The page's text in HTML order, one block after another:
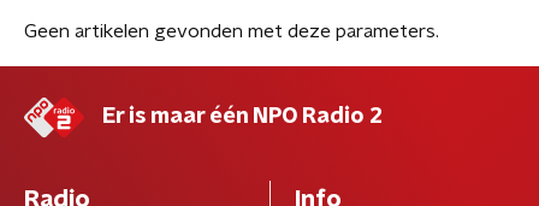
Geen artikelen gevonden met deze parameters.
Er is maar één NPO Radio 2
Radio Info